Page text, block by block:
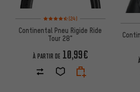
Note moyenne : 4,5 sur 5 d'après 24 avis
(24)
Continental Pneu Rigide Ride
Tour 28"
À PARTIR DE 10,99€